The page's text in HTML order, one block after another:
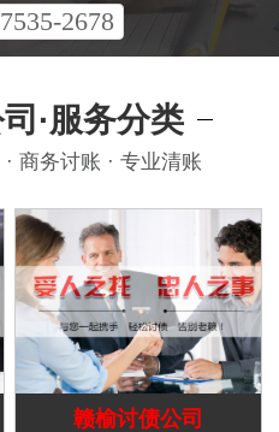
2678
·服务分类
商务讨账 · 专业清账
赣榆讨债公司